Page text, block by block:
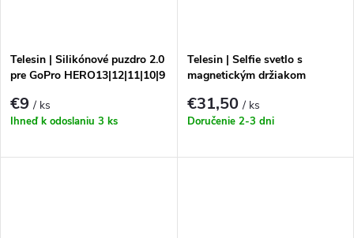
Telesin | Silikónové puzdro 2.0
pre GoPro HERO13|12|11|10|9
€9/ ks
Ihneď k odoslaniu 3 ks
Telesin | Selfie svetlo s
magnetickým držiakom
€31,50/ ks
Doručenie 2-3 dni